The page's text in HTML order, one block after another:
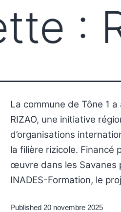
:
La commune de Tône 1
RIZAO, une initiative
d’organisations
la filière rizicole. Financé
œuvre dans les Savanes
INADES-Formation, le
Published 20 novembre 2025